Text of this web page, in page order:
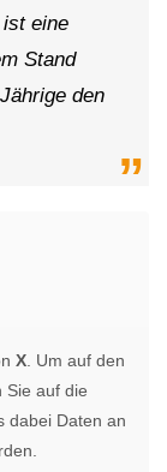
eine
Stand
den
X . Um auf den
Sie auf die
dabei Daten an